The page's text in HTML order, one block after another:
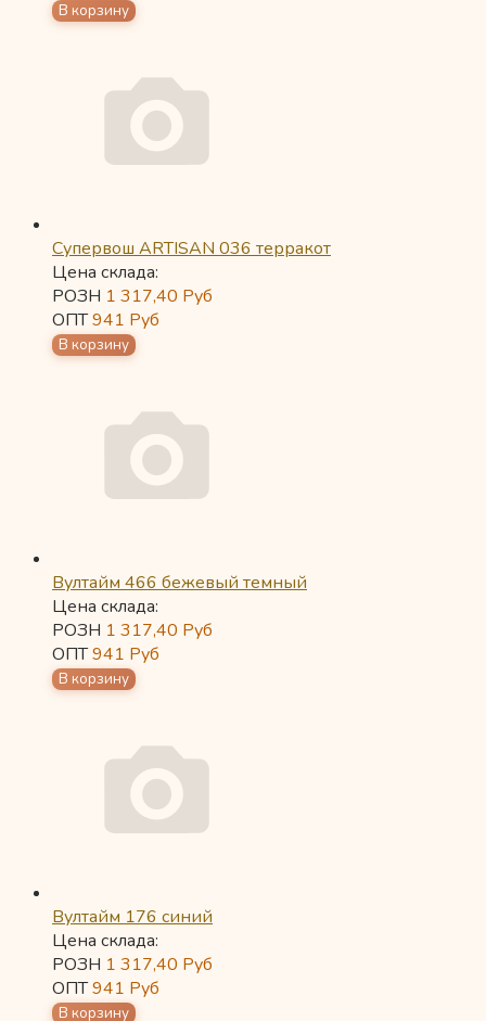
Супервош ARTISAN 036 терракот
Цена склада:
РОЗН 1 317,40 Руб
ОПТ941 Руб
Вултайм 466 бежевый темный
Цена склада:
РОЗН 1 317,40 Руб
ОПТ941 Руб
Вултайм 176 синий
Цена склада:
РОЗН 1 317,40 Руб
ОПТ941 Руб